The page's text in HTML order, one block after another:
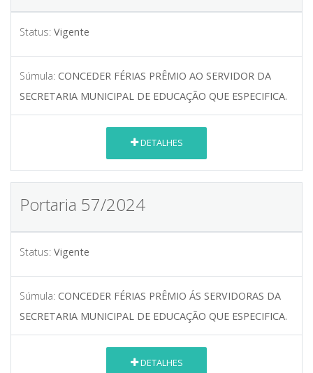
Status: Vigente
Súmula: CONCEDER FÉRIAS PRÊMIO AO SERVIDOR DA
SECRETARIA MUNICIPAL DE EDUCAÇÃO QUE ESPECIFICA.
DETALHES
Portaria 57/2024
Status: Vigente
Súmula: CONCEDER FÉRIAS PRÊMIO ÁS SERVIDORAS DA
SECRETARIA MUNICIPAL DE EDUCAÇÃO QUE ESPECIFICA.
DETALHES